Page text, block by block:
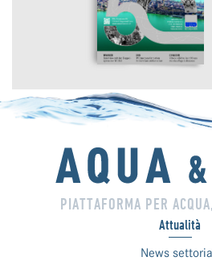
PIATTAFORMA PER
Attualità
News